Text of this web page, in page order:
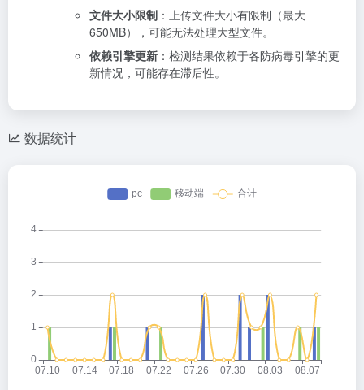
文件大小限制 ：上传文件大小有限制（最大
650MB），可能无法处理大型文件。
依赖引擎更新 ：检测结果依赖于各防病毒引擎的更
新情况，可能存在滞后性。
数据统计